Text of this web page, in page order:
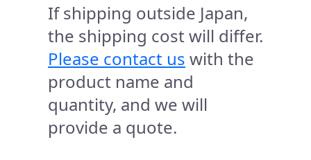
If shipping outside Japan,
the shipping cost will differ.
Please contact us with the
product name and
quantity, and we will
provide a quote.